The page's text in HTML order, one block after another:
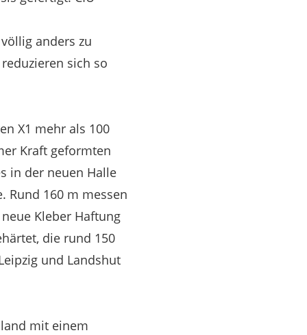
anders zu
sich so
X1 mehr als 100
Kraft geformten
in der neuen Halle
Rund 160 m messen
Kleber Haftung
die rund 150
und Landshut
mit einem